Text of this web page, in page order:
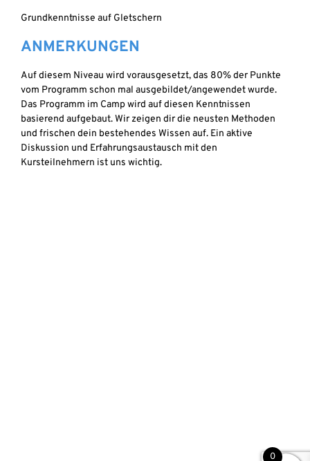
Grundkenntnisse auf Gletschern
ANMERKUNGEN
Auf diesem Niveau wird vorausgesetzt, das 80% der Punkte
vom Programm schon mal ausgebildet/angewendet wurde.
Das Programm im Camp wird auf diesen Kenntnissen
basierend aufgebaut. Wir zeigen dir die neusten Methoden
und frischen dein bestehendes Wissen auf. Ein aktive
Diskussion und Erfahrungsaustausch mit den
Kursteilnehmern ist uns wichtig.
0